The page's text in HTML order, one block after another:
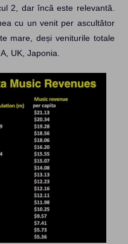
2, dar încă este relevantă.
cu un venit per ascultător
mare, deși veniturile totale
UK, Japonia.